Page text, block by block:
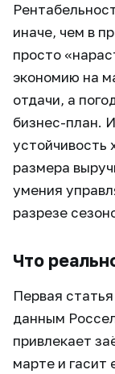
иначе, чем в
просто
экономию на
отдачи, а
бизнес-план.
устойчивость
размера
умения
разрезе
Что
Первая
данным
привлекает
марте и гасит